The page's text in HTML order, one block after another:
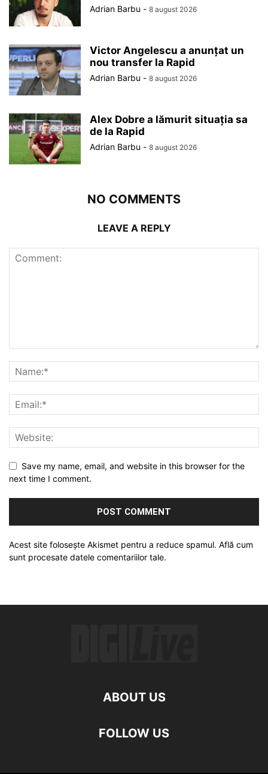
Adrian Barbu - 8 august 2026
Victor Angelescu a anunțat un
nou transfer la Rapid
Adrian Barbu - 8 august 2026
Alex Dobre a lămurit situația sa
de la Rapid
Adrian Barbu - 8 august 2026
NO COMMENTS
LEAVE A REPLY
Save my name, email, and website in this browser for the
next time I comment.
Acest site folosește Akismet pentru a reduce spamul. Află cum
sunt procesate datele comentariilor tale.
ABOUT US
FOLLOW US